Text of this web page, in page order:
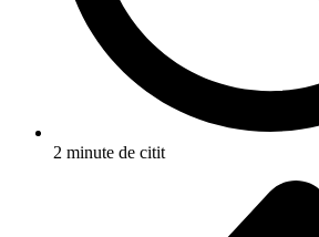
2 minute de citit